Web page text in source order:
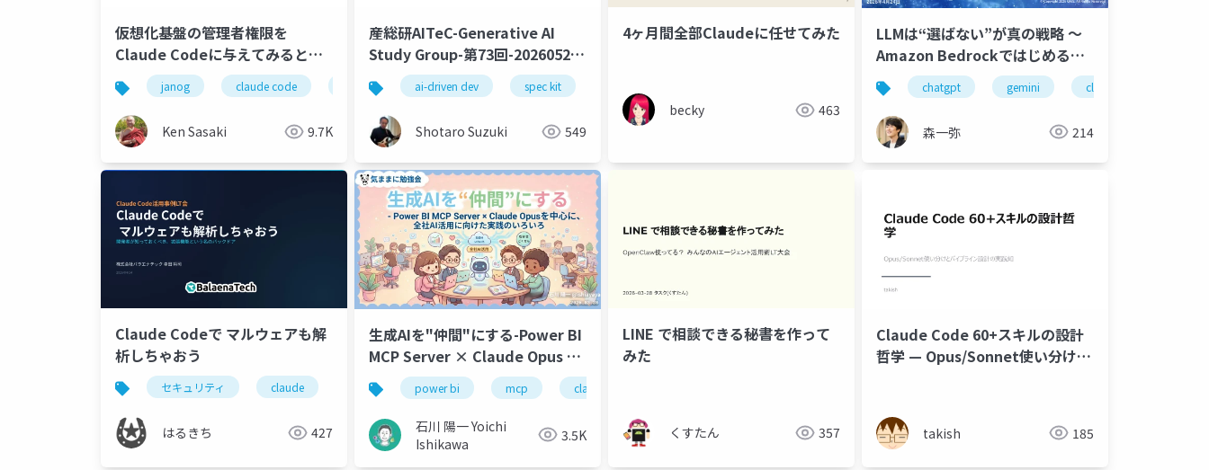
仮想化基盤の管理者権限を
Claude Codeに与えてみると何
ができるか
janog claude code claude vm prometheus
Ken Sasaki 9.7K
産総研AITeC-Generative AI
Study Group-第73回-20260526-
SDDセッション-公開版
ai-driven dev spec kit anthropic sier enterprise
Shotaro Suzuki 549
4ヶ月間全部Claudeに任せてみた
becky 463
LLMは“選ばない”が真の戦略 〜
Amazon Bedrockではじめる柔
軟なAI活用 〜
chatgpt gemini claude
森一弥 214
Claude Codeで マルウェアも解
析しちゃおう
セキュリティ claude chrome extensions マルウェア
はるきち 427
生成AIを"仲間"にする-Power BI
MCP Server × Claude Opus を
中心に、全社AI活用に向けた実践
のいろいろ
power bi mcp claude
石川 陽一 Yoichi
Ishikawa
3.5K
LINE で相談できる秘書を作って
みた
くすたん 357
Claude Code 60+スキルの設計
哲学 — Opus/Sonnet使い分けと
takish 185